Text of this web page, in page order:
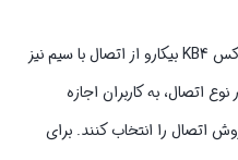
علاوه بر اتصال بی‌سیم، اسپیکر پارتی باکس KB4 بیکارو از اتصال با سیم نیز
اتصال، به کاربران اجازه
اتصال را انتخاب کنند. برای